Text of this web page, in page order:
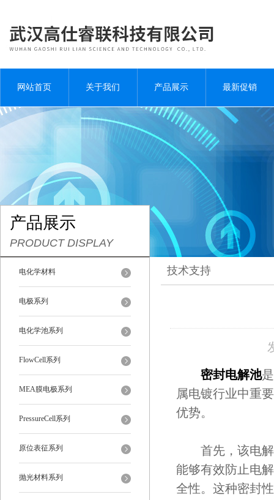
网站首页 关于我们 产品展示 最新促销
产品展示
PRODUCT DISPLAY
电化学材料
电极系列
电化学池系列
FlowCell系列
MEA膜电极系列
PressureCell系列
原位表征系列
抛光材料系列
技术支持
密封电解池
属电镀行业中重
优势。
首先，该电解
能够有效防止电
全性。这种密封